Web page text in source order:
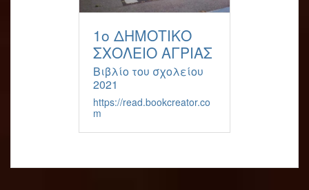
1ο ΔΗΜΟΤΙΚΟ
ΣΧΟΛΕΙΟ ΑΓΡΙΑΣ
Βιβλίο του σχολείου
2021
https://read.bookcreator.co
m